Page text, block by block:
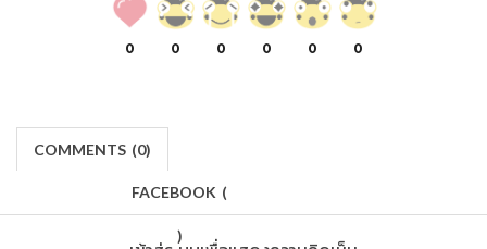
0 0 0 0 0 0
COMMENTS (0)
FACEBOOK (
)